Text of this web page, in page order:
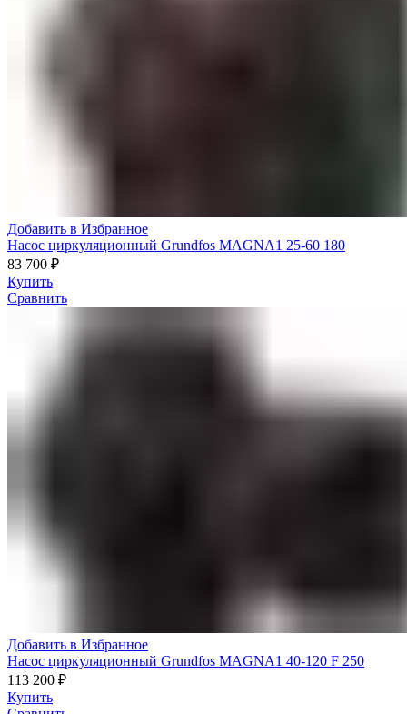
Добавить в Избранное
Насос циркуляционный Grundfos MAGNA1 25-60 180
83 700 ₽
Купить
Сравнить
Добавить в Избранное
Насос циркуляционный Grundfos MAGNA1 40-120 F 250
113 200 ₽
Купить